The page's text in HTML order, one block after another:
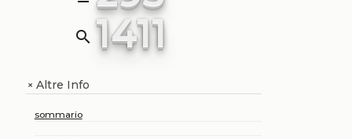
search 1411
+Altre Info
sommario